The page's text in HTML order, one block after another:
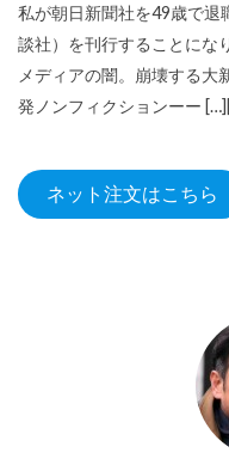
私が朝日新聞社を49歳で退
談社）を刊行することにな
メディアの闇。崩壊する大
発ノンフィクションーー
ネット注文はこちら